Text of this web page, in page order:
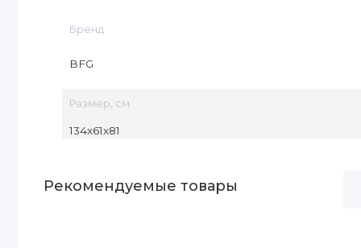
Бренд
BFG
Размер, см
134х61х81
Рекомендуемые товары